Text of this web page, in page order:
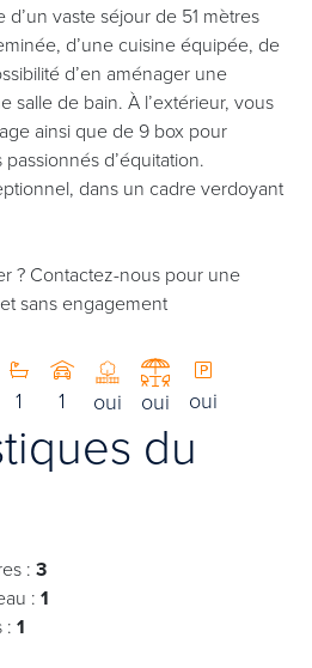
vaste séjour de 51 mètres
d’une cuisine équipée, de
d’en aménager une
salle de bain. À l’extérieur, vous
ainsi que de 9 box pour
d’équitation.
dans un cadre verdoyant
? Contactez-nous pour une
sans engagement
1 1 oui oui oui
du
: 3
: 1
: 1